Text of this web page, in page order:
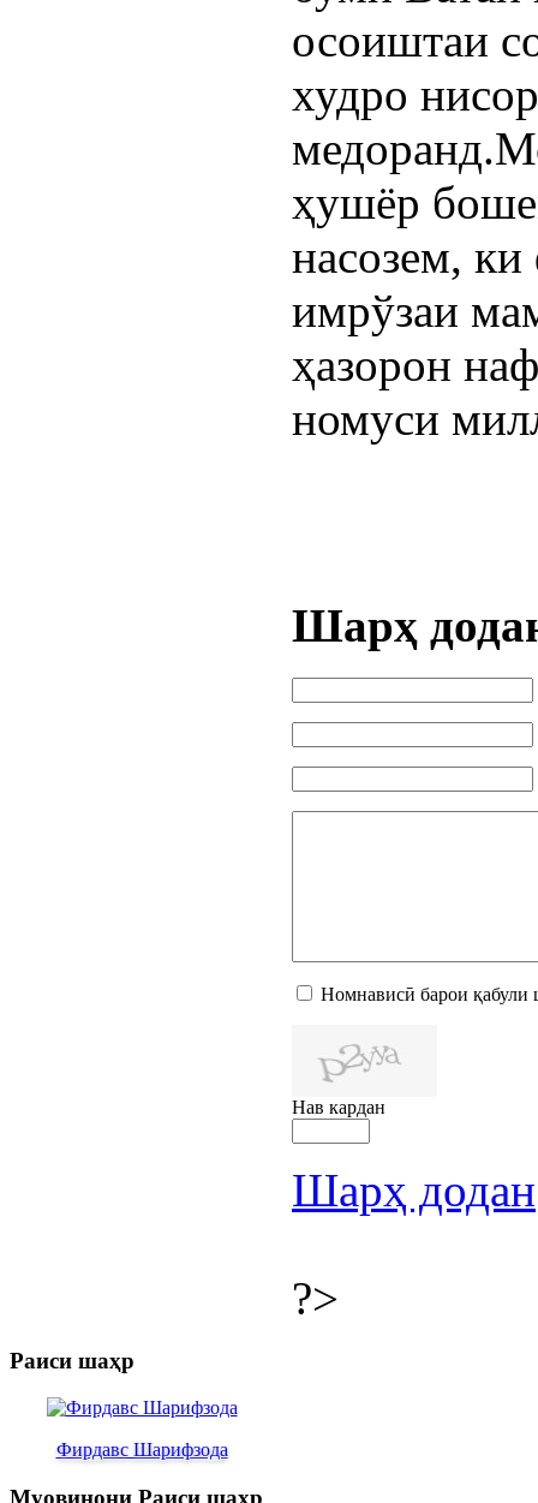
осоиштаи
худро
ҳушёр
насозем,
имрўзаи
ҳазорон
номуси
Шарҳ
Номнависӣ барои қабули
Нав кардан
Шарҳ додан
?>
Раиси шаҳр
Фирдавс Шарифзода
Муовинони Раиси шаҳр